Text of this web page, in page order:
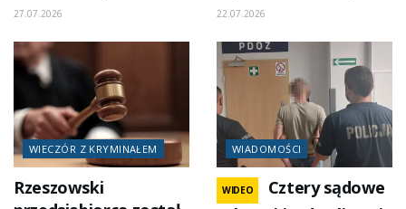
27.07.2026 22.07.2026
WIECZÓR Z KRYMINAŁEM
Rzeszowski
WIADOMOŚCI
WIDEO
Cztery sądowe